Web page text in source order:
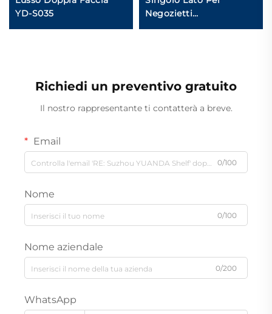
YD-S035
Negozietti
Sudamericani YD-S008
Richiedi un preventivo gratuito
Il nostro rappresentante ti contatterà a breve.
Email
0/100
Nome
0/100
Nome aziendale
0/200
WhatsApp